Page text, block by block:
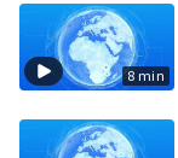
8 min